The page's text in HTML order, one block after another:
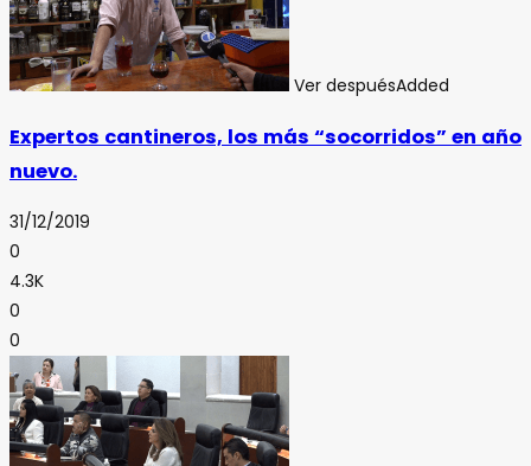
Ver despuésAdded
Expertos cantineros, los más “socorridos” en año
nuevo.
31/12/2019
0
4.3K
0
0